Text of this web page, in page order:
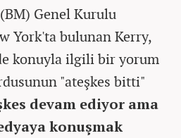
Genel Kurulu
York'ta bulunan Kerry,
konuyla ilgili bir yorum
"ateşkes bitti"
devam ediyor ama
konuşmak